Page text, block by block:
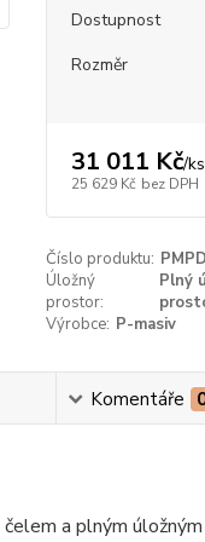
Dostupnost
Rozměr
31 011 Kč/ks
25 629 Kč bez DPH
Číslo produktu:
Úložný
prostor:
Plný
Výrobce: P-masiv
Komentáře
a plným